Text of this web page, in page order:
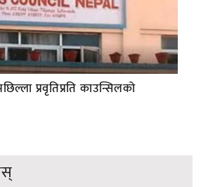
प्रवृतिप्रति काउन्सिलको